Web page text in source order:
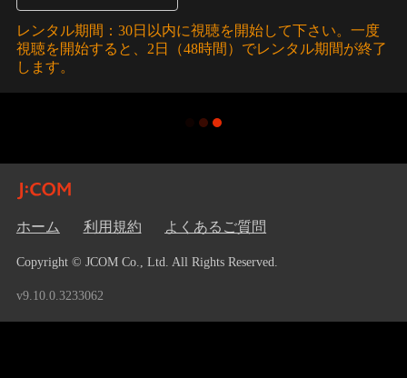
レンタル期間：30日以内に視聴を開始して下さい。一度
視聴を開始すると、2日（48時間）でレンタル期間が終了
します。
ホーム 利用規約 よくあるご質問
Copyright © JCOM Co., Ltd. All Rights Reserved.
v9.10.0.3233062